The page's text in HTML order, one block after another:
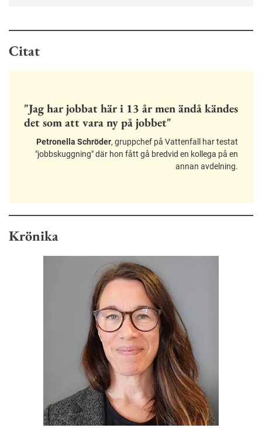
Citat
"Jag har jobbat här i 13 år men ändå kändes
det som att vara ny på jobbet"
Petronella Schröder, gruppchef på Vattenfall har testat
"jobbskuggning" där hon fått gå bredvid en kollega på en
annan avdelning.
Krönika